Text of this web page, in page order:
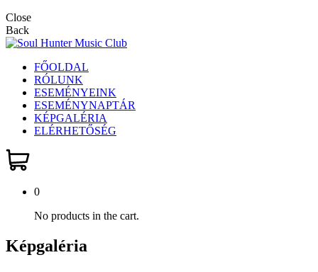
Close
Back
FŐOLDAL
RÓLUNK
ESEMÉNYEINK
ESEMÉNYNAPTÁR
KÉPGALÉRIA
ELÉRHETŐSÉG
0
No products in the cart.
Képgaléria